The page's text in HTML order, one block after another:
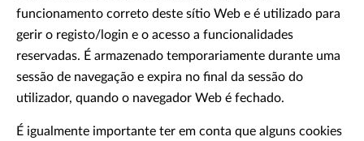
funcionamento correto deste sítio Web e é utilizado para
gerir o registo/login e o acesso a funcionalidades
reservadas. É armazenado temporariamente durante uma
sessão de navegação e expira no final da sessão do
utilizador, quando o navegador Web é fechado.
É igualmente importante ter em conta que alguns cookies